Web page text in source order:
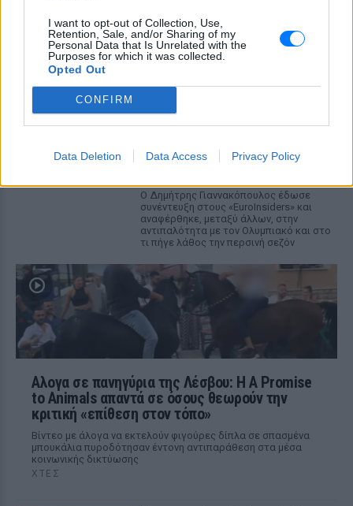
I want to opt-out of Collection, Use,
Retention, Sale, and/or Sharing of my
Personal Data that Is Unrelated with the
Purposes for which it was collected.
Opted Out
CONFIRM
Data Deletion Data Access Privacy Policy
ΠΡΙΝ 8 ΏΡΕΣ
Οι πρώτες εκτιμήσεις του ιατροδικαστή
Γιαννακόπουλος για Ολυμπιακό:
οφσάιντ, δεν ήξεραν ότι η
πορτοκαλί»
Ο Δημήτρης Γιαννακόπουλος έδωσε
συνέντευξη στους «EuroInsiders» και
αναφέρθηκε, μεταξύ άλλων, στην
αντιπαλότητα με τον Ολυμπιακό και στο
τι πήγε λάθος την περσινή σεζόν
Αλογα σε πανηγύρια της Λέσβου: Η A Promise
to Animals απαντά σε όσους θεωρούν την
κριτική «επίθεση στον τόπο»
Βίντεο με άλογα να εκτελούν φιγούρες δίπλα σε σπασμένα
μπουκάλια πυροδότησαν έντονη αντιπαράθεση στα μέσα
κοινωνικής δικτύωσης
ΧΤΕΣ